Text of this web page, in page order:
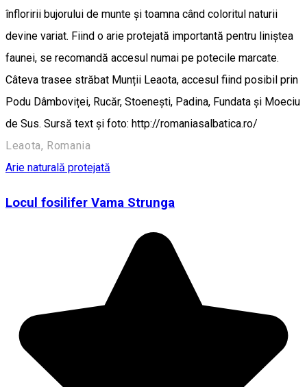
înfloririi bujorului de munte și toamna când coloritul naturii
devine variat. Fiind o arie protejată importantă pentru liniștea
faunei, se recomandă accesul numai pe potecile marcate.
Câteva trasee străbat Munții Leaota, accesul fiind posibil prin
Podu Dâmboviței, Rucăr, Stoenești, Padina, Fundata și Moeciu
de Sus. Sursă text și foto: http://romaniasalbatica.ro/
Leaota, Romania
Arie naturală protejată
Locul fosilifer Vama Strunga